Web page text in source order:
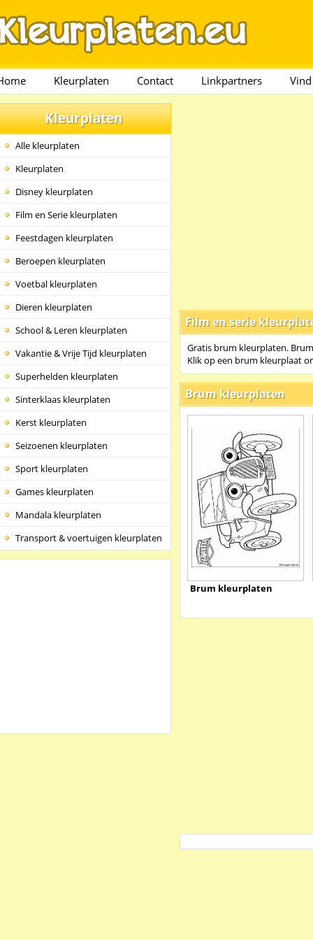
Kleurplaten Contact Linkpartners
Kleurplaten
Alle kleurplaten
Kleurplaten
Disney kleurplaten
Film en Serie kleurplaten
Feestdagen kleurplaten
Beroepen kleurplaten
Voetbal kleurplaten
Dieren kleurplaten
School & Leren kleurplaten
Vakantie & Vrije Tijd kleurplaten
Superhelden kleurplaten
Sinterklaas kleurplaten
Kerst kleurplaten
Seizoenen kleurplaten
Sport kleurplaten
Games kleurplaten
Mandala kleurplaten
Transport & voertuigen kleurplaten
Film en serie
Gratis brum kleurplaten.
Klik op een brum kleurplaat
Brum kleurplaten
Brum kleurplaten